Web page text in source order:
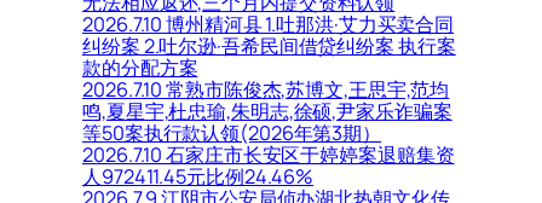
2026.7.10 博州精河县 1.吐那洪·艾力买卖合同
纠纷案 2.吐尔逊·吾希民间借贷纠纷案 执行案
款的分配方案
2026.7.10 常熟市陈俊杰,苏博文,王思宇,范均
鸣,夏星宇,杜忠瑜,朱明志,徐硕,尹家乐诈骗案
等50案执行款认领(2026年第3期）
2026.7.10 石家庄市长安区于婷婷案退赔集资
人972411.45元比例24.46%